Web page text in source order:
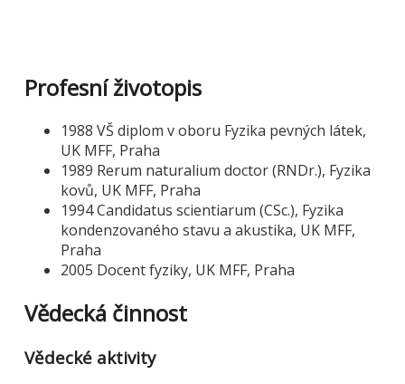
Profesní životopis
1988 VŠ diplom v oboru Fyzika pevných látek,
UK MFF, Praha
1989 Rerum naturalium doctor (RNDr.), Fyzika
kovů, UK MFF, Praha
1994 Candidatus scientiarum (CSc.), Fyzika
kondenzovaného stavu a akustika, UK MFF,
Praha
2005 Docent fyziky, UK MFF, Praha
Vědecká činnost
Vědecké aktivity